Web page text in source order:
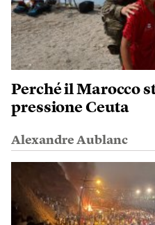
Perché il Marocco
pressione Ceuta
Alexandre Aublanc